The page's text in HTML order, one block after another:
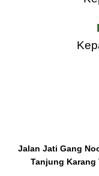
Jalan Jati Gang
Tanjung Karang